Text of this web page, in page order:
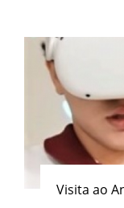
Visita ao